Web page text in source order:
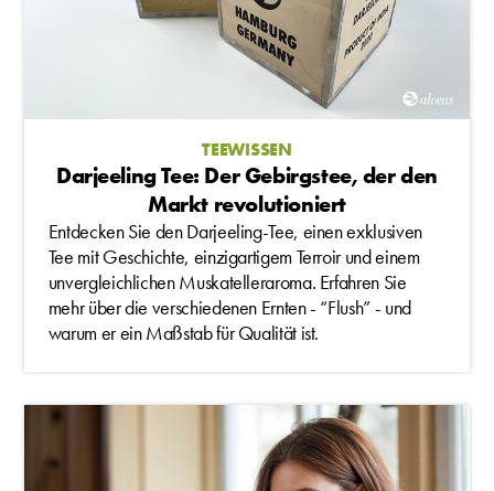
TEEWISSEN
Darjeeling Tee: Der Gebirgstee, der den
Markt revolutioniert
Entdecken Sie den Darjeeling-Tee, einen exklusiven
Tee mit Geschichte, einzigartigem Terroir und einem
unvergleichlichen Muskatelleraroma. Erfahren Sie
mehr über die verschiedenen Ernten - “Flush” - und
warum er ein Maßstab für Qualität ist.